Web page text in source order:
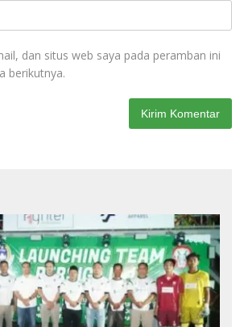
dan situs web saya pada peramban ini
berikutnya.